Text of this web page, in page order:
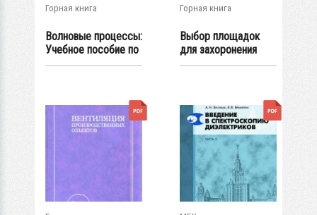
Горная книга
Волновые процессы:
Учебное пособие по
проведению...
Горная книга
Выбор площадок
для захоронения
радиоактивных...